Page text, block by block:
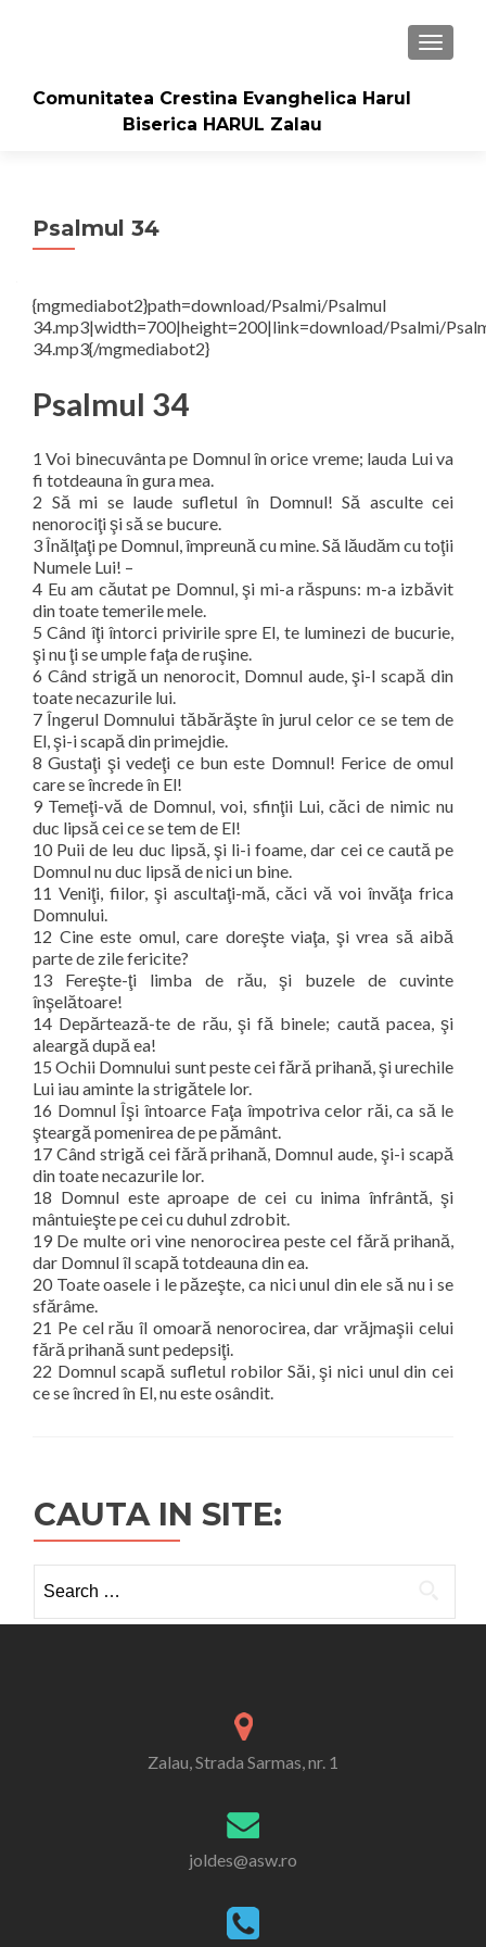
Comunitatea Crestina Evanghelica Harul
Biserica HARUL Zalau
Psalmul 34
{mgmediabot2}path=download/Psalmi/Psalmul
34.mp3|width=700|height=200|link=download/Psalmi/
34.mp3{/mgmediabot2}
Psalmul 34
1 Voi binecuvânta pe Domnul în orice vreme; lauda Lui va
fi totdeauna în gura mea.
2 Să mi se laude sufletul în Domnul! Să asculte cei
nenorociţi şi să se bucure.
3 Înălţaţi pe Domnul, împreună cu mine. Să lăudăm cu toţii
Numele Lui! –
4 Eu am căutat pe Domnul, şi mi-a răspuns: m-a izbăvit
din toate temerile mele.
5 Când îţi întorci privirile spre El, te luminezi de bucurie,
şi nu ţi se umple faţa de ruşine.
6 Când strigă un nenorocit, Domnul aude, şi-l scapă din
toate necazurile lui.
7 Îngerul Domnului tăbărăşte în jurul celor ce se tem de
El, şi-i scapă din primejdie.
8 Gustaţi şi vedeţi ce bun este Domnul! Ferice de omul
care se încrede în El!
9 Temeţi-vă de Domnul, voi, sfinţii Lui, căci de nimic nu
duc lipsă cei ce se tem de El!
10 Puii de leu duc lipsă, şi li-i foame, dar cei ce caută pe
Domnul nu duc lipsă de nici un bine.
11 Veniţi, fiilor, şi ascultaţi-mă, căci vă voi învăţa frica
Domnului.
12 Cine este omul, care doreşte viaţa, şi vrea să aibă
parte de zile fericite?
13 Fereşte-ţi limba de rău, şi buzele de cuvinte
înşelătoare!
14 Depărtează-te de rău, şi fă binele; caută pacea, şi
aleargă după ea!
15 Ochii Domnului sunt peste cei fără prihană, şi urechile
Lui iau aminte la strigătele lor.
16 Domnul Îşi întoarce Faţa împotriva celor răi, ca să le
şteargă pomenirea de pe pământ.
17 Când strigă cei fără prihană, Domnul aude, şi-i scapă
din toate necazurile lor.
18 Domnul este aproape de cei cu inima înfrântă, şi
mântuieşte pe cei cu duhul zdrobit.
19 De multe ori vine nenorocirea peste cel fără prihană,
dar Domnul îl scapă totdeauna din ea.
20 Toate oasele i le păzeşte, ca nici unul din ele să nu i se
sfărâme.
21 Pe cel rău îl omoară nenorocirea, dar vrăjmaşii celui
fără prihană sunt pedepsiţi.
22 Domnul scapă sufletul robilor Săi, şi nici unul din cei
ce se încred în El, nu este osândit.
CAUTA IN SITE:
for:
Zalau, Strada Sarmas, nr. 1
joldes@asw.ro